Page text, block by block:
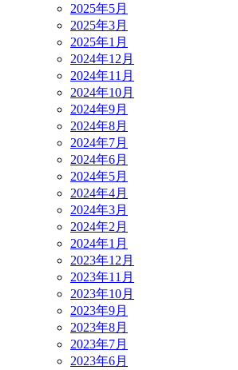
2025年5月
2025年3月
2025年1月
2024年12月
2024年11月
2024年10月
2024年9月
2024年8月
2024年7月
2024年6月
2024年5月
2024年4月
2024年3月
2024年2月
2024年1月
2023年12月
2023年11月
2023年10月
2023年9月
2023年8月
2023年7月
2023年6月